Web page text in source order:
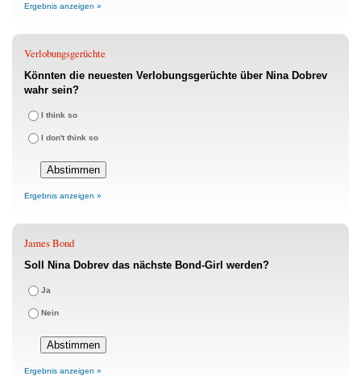
Ergebnis anzeigen »
Verlobungsgerüchte
Könnten die neuesten Verlobungsgerüchte über Nina Dobrev
wahr sein?
I think so
I don't think so
Ergebnis anzeigen »
James Bond
Soll Nina Dobrev das nächste Bond-Girl werden?
Ja
Nein
Ergebnis anzeigen »